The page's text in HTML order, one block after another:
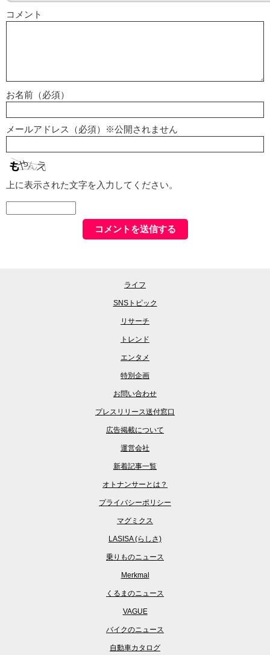
コメント
お名前（必須）
メールアドレス（必須）※公開されません
上に表示された文字を入力してください。
ライフ
SNSトピック
リサーチ
トレンド
エンタメ
特別企画
お問い合わせ
プレスリリース送付窓口
広告掲載について
運営会社
新着記事一覧
オトナンサーとは？
プライバシーポリシー
マグミクス
LASISA (らしさ)
乗りものニュース
Merkmal
くるまのニュース
VAGUE
バイクのニュース
自動車カタログ